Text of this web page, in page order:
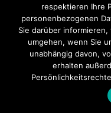
Theme byThink Up
respektieren Ihre
personenbezogenen
Sie darüber
umgehen, wenn Sie
unabhängig davon,
erhalten